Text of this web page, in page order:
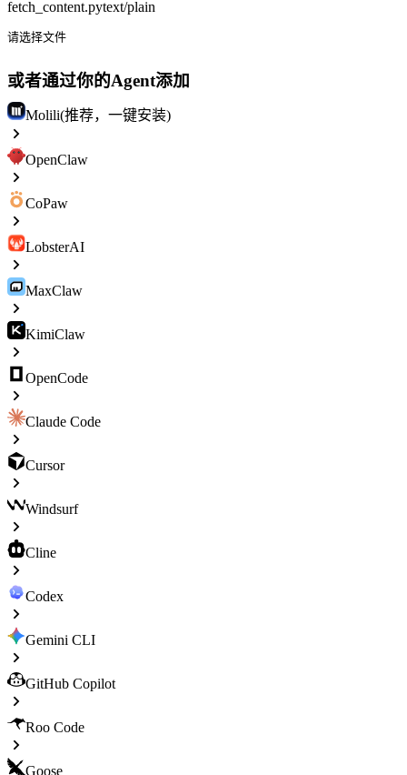
fetch_content.pytext/plain
请选择文件
或者通过你的Agent添加
Molili(推荐，一键安装)
OpenClaw
CoPaw
LobsterAI
MaxClaw
KimiClaw
OpenCode
Claude Code
Cursor
Windsurf
Cline
Codex
Gemini CLI
GitHub Copilot
Roo Code
Goose